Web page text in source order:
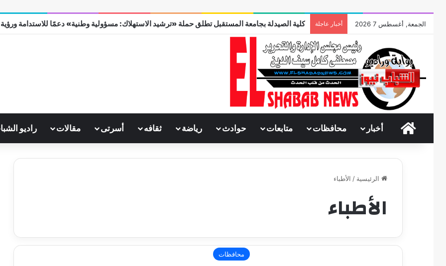
الجمعة, أغسطس 7 2026 أخبار عاجلة كلية الصيدلة بجامعة المستقبل تطلق حملة «ترشيد الاستهلاك: مسؤولية وطنية» دعمًا للاستدامة ورؤية مصر
الرئيسية
أخبار محافظات متابعات حوادث رياضة ثقافه أسرتى مقالات راديو
الرئيسية / الأطباء
الأطباء
محافظات